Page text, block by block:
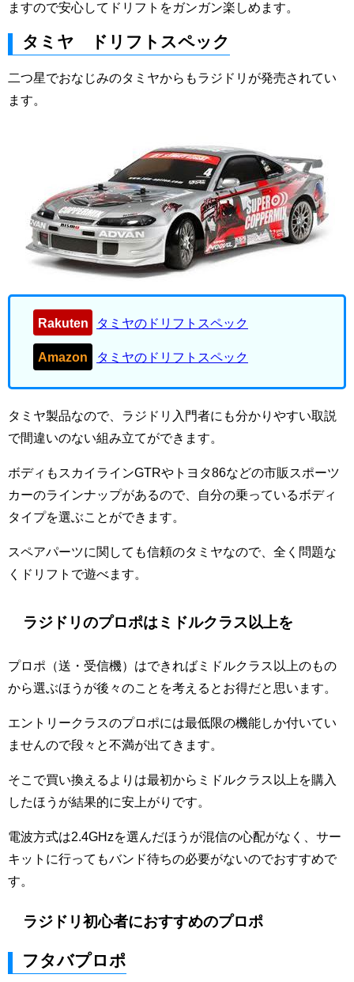
ますので安心してドリフトをガンガン楽しめます。
タミヤ ドリフトスペック
二つ星でおなじみのタミヤからもラジドリが発売されてい
ます。
Rakuten タミヤのドリフトスペック
Amazon タミヤのドリフトスペック
タミヤ製品なので、ラジドリ入門者にも分かりやすい取説
で間違いのない組み立てができます。
ボディもスカイラインGTRやトヨタ86などの市販スポーツ
カーのラインナップがあるので、自分の乗っているボディ
タイプを選ぶことができます。
スペアパーツに関しても信頼のタミヤなので、全く問題な
くドリフトで遊べます。
ラジドリのプロポはミドルクラス以上を
プロポ（送・受信機）はできればミドルクラス以上のもの
から選ぶほうが後々のことを考えるとお得だと思います。
エントリークラスのプロポには最低限の機能しか付いてい
ませんので段々と不満が出てきます。
そこで買い換えるよりは最初からミドルクラス以上を購入
したほうが結果的に安上がりです。
電波方式は2.4GHzを選んだほうが混信の心配がなく、サー
キットに行ってもバンド待ちの必要がないのでおすすめで
す。
ラジドリ初心者におすすめのプロポ
フタバプロポ